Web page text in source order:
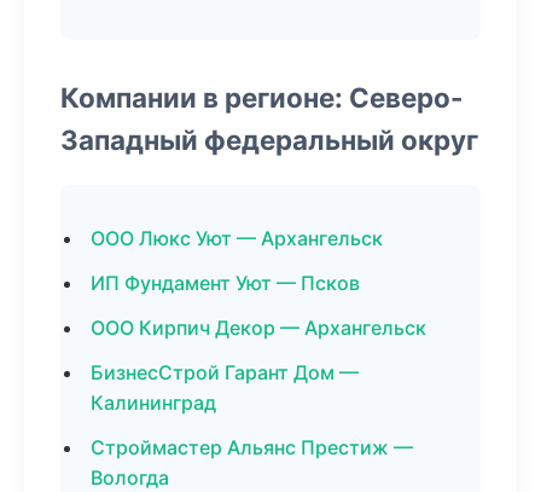
Компании в регионе: Северо-
Западный федеральный округ
ООО Люкс Уют — Архангельск
ИП Фундамент Уют — Псков
ООО Кирпич Декор — Архангельск
БизнесСтрой Гарант Дом —
Калининград
Строймастер Альянс Престиж —
Вологда